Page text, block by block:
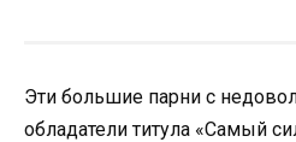
Эти большие парни с
обладатели титула «Самый